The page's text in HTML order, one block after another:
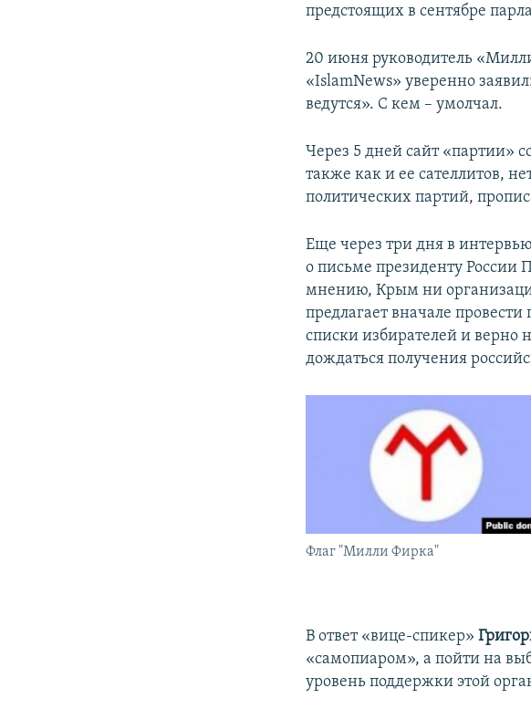
предстоящих в сентябре
20 июня руководитель
«IslamNews» уверенно
ведутся». С кем – умолчал.
Через 5 дней сайт «партии»
также как и ее сателлитов,
политических партий,
Еще через три дня в
о письме президенту России
мнению, Крым ни
предлагает вначале
списки избирателей и верно
дождаться получения
Флаг "Милли Фирка"
В ответ «вице-спикер»
«самопиаром», а пойти на
уровень поддержки этой